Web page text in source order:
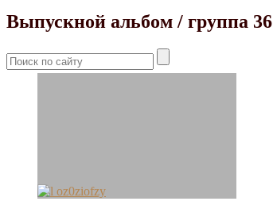
Выпускной альбом / группа 36